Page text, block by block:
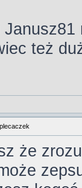
też
że